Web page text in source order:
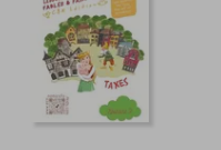
50%
dcto.